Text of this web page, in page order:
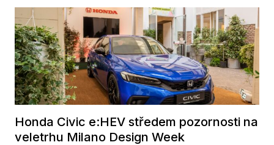
Honda Civic e:HEV středem pozornosti na
veletrhu Milano Design Week